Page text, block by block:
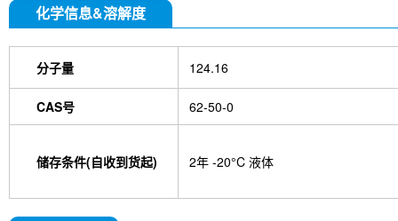
Acetylglucosamine
(-)-Glucose
Itaconic acid Hypromellose
EGCG Octaacetate
BOS-318 IM-54
C381
isotype control-InVivo
Antibody (Rabbit mAb) [M19D5]
SP1 Antibody
NK1.1 Antibody [PK136]
(+)-Cellobiose
Lipocalin-2 / NGAL Antibody
hydrochloride
ATP5A1 Rabbit Recombinant
化学信息&溶解度
分子量 124.16
CAS号 62-50-0
储存条件(自收到货起) 2年 -20°C 液体